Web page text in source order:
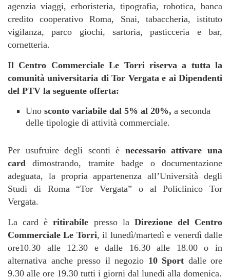
agenzia viaggi, erboristeria, tipografia, robotica, banca
credito cooperativo Roma, Snai, tabaccheria, istituto
vigilanza, parco giochi, sartoria, pasticceria e bar,
cornetteria.
Il Centro Commerciale Le Torri riserva a tutta la
comunità universitaria di Tor Vergata e ai Dipendenti
del PTV la seguente offerta:
Uno sconto variabile dal 5% al 20%, a seconda
delle tipologie di attività commerciale.
Per usufruire degli sconti è necessario attivare una
card dimostrando, tramite badge o documentazione
adeguata, la propria appartenenza all’Università degli
Studi di Roma “Tor Vergata” o al Policlinico Tor
Vergata.
La card èritirabile presso la Direzione del Centro
Commerciale Le Torri, il lunedì/martedì e venerdì dalle
ore10.30 alle 12.30 e dalle 16.30 alle 18.00 o in
alternativa anche presso il negozio 10 Sport dalle ore
9.30 alle ore 19.30 tutti i giorni dal lunedì alla domenica.